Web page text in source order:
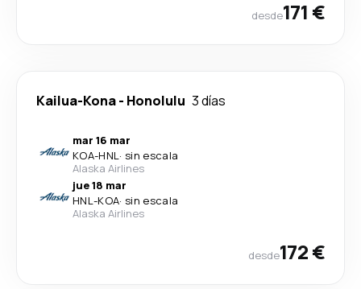
desde171 €
Kailua-Kona- Honolulu 3 días
mar 16 mar
KOA-HNL· sin escala
Alaska Airlines
jue 18 mar
HNL-KOA· sin escala
Alaska Airlines
desde172 €